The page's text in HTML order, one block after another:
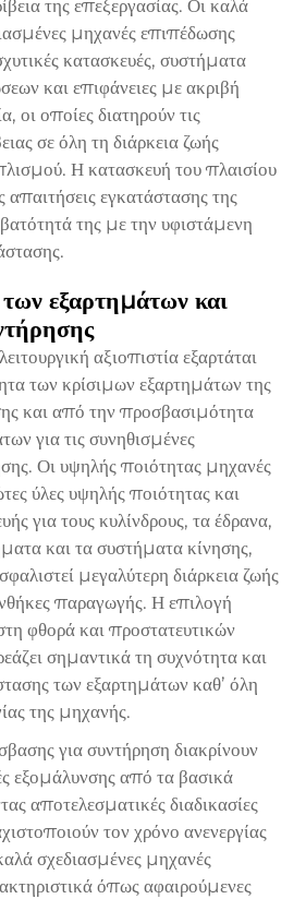
της επεξεργασίας. Οι καλά
μηχανές επιπέδωσης
κατασκευές, συστήματα
και επιφάνειες με ακριβή
οι οποίες διατηρούν τις
σε όλη τη διάρκεια ζωής
Η κατασκευή του πλαισίου
απαιτήσεις εγκατάστασης της
της με την υφιστάμενη
εξαρτημάτων και
αξιοπιστία εξαρτάται
των κρίσιμων εξαρτημάτων της
και από την προσβασιμότητα
για τις συνηθισμένες
Οι υψηλής ποιότητας μηχανές
ύλες υψηλής ποιότητας και
για τους κυλίνδρους, τα έδρανα,
και τα συστήματα κίνησης,
μεγαλύτερη διάρκεια ζωής
παραγωγής. Η επιλογή
φθορά και προστατευτικών
σημαντικά τη συχνότητα και
των εξαρτημάτων καθ’ όλη
της μηχανής.
για συντήρηση διακρίνουν
εξομάλυνσης από τα βασικά
αποτελεσματικές διαδικασίες
τον χρόνο ανενεργίας
σχεδιασμένες μηχανές
όπως αφαιρούμενες